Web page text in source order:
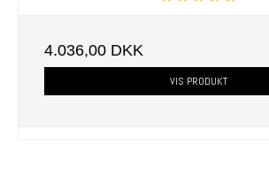
4.036,00 DKK
VIS PRODUKT